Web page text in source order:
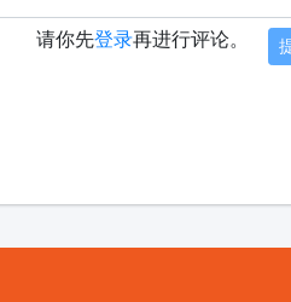
请你先登录再进行评论。